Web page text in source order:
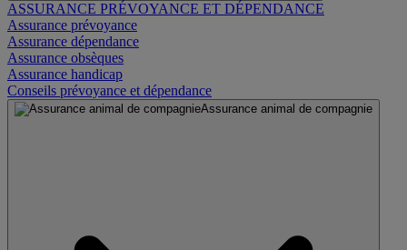
ASSURANCE PRÉVOYANCE ET DÉPENDANCE
Assurance prévoyance
Assurance dépendance
Assurance obsèques
Assurance handicap
Conseils prévoyance et dépendance
Assurance animal de compagnie